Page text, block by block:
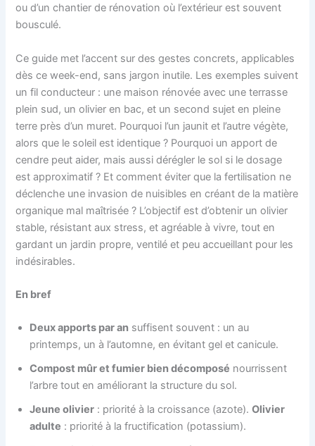
ou d’un chantier de rénovation où l’extérieur est souvent
bousculé.
Ce guide met l’accent sur des gestes concrets, applicables
dès ce week-end, sans jargon inutile. Les exemples suivent
un fil conducteur : une maison rénovée avec une terrasse
plein sud, un olivier en bac, et un second sujet en pleine
terre près d’un muret. Pourquoi l’un jaunit et l’autre végète,
alors que le soleil est identique ? Pourquoi un apport de
cendre peut aider, mais aussi dérégler le sol si le dosage
est approximatif ? Et comment éviter que la fertilisation ne
déclenche une invasion de nuisibles en créant de la matière
organique mal maîtrisée ? L’objectif est d’obtenir un olivier
stable, résistant aux stress, et agréable à vivre, tout en
gardant un jardin propre, ventilé et peu accueillant pour les
indésirables.
En bref
Deux apports par an suffisent souvent : un au
printemps, un à l’automne, en évitant gel et canicule.
Compost mûr et fumier bien décomposé nourrissent
l’arbre tout en améliorant la structure du sol.
Jeune olivier : priorité à la croissance (azote).Olivier
adulte : priorité à la fructification (potassium).